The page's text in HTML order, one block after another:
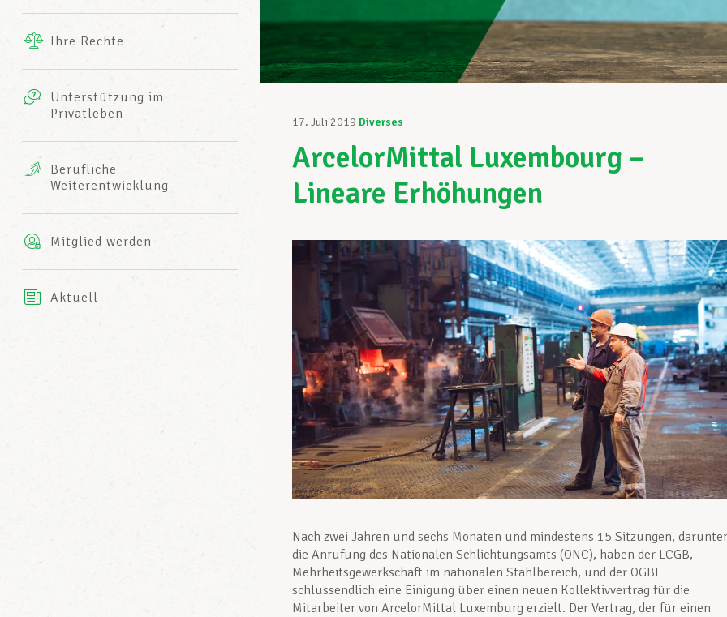
INFO-CENTER
des LCGBs
Ihre Rechte
Unterstützung im
Privatleben
Leistungen
Mutuelle
AXA
Berufliche
Weiterentwicklung
Mitglied werden
Aktuell
17. Juli 2019 Diverses
ArcelorMittal Luxembourg –
Lineare Erhöhungen
Nach zwei Jahren und sechs Monaten und mindestens 15 Sitzungen, darunter
die Anrufung des Nationalen Schlichtungsamts (ONC), haben der LCGB,
Mehrheitsgewerkschaft im nationalen Stahlbereich, und der OGBL
schlussendlich eine Einigung über einen neuen Kollektivvertrag für die
Mitarbeiter von ArcelorMittal Luxemburg erzielt. Der Vertrag, der für einen